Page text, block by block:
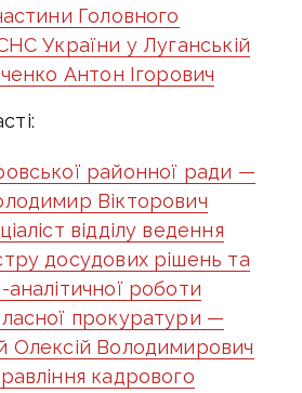
Головного
України у Луганській
Антон Ігорович
районної ради —
Вікторович
відділу ведення
досудових рішень та
аналітичної роботи
прокуратури —
Олексій Володимирович
кадрового